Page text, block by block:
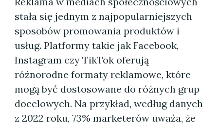
stała się jednym z najpopularniejszych
sposobów promowania produktów i
usług. Platformy takie jak Facebook,
Instagram czy TikTok oferują
różnorodne formaty reklamowe, które
mogą być dostosowane do różnych grup
docelowych. Na przykład, według danych
z 2022 roku, 73% marketerów uważa, że